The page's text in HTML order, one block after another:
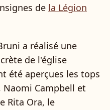
de la Légion
a réalisé une
de l'église
été aperçues les tops
Naomi Campbell et
Rita Ora, le